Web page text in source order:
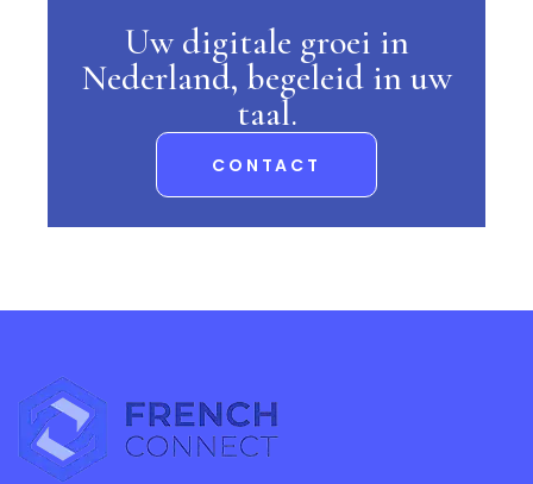
Uw digitale groei in
Nederland, begeleid in uw
taal.
CONTACT